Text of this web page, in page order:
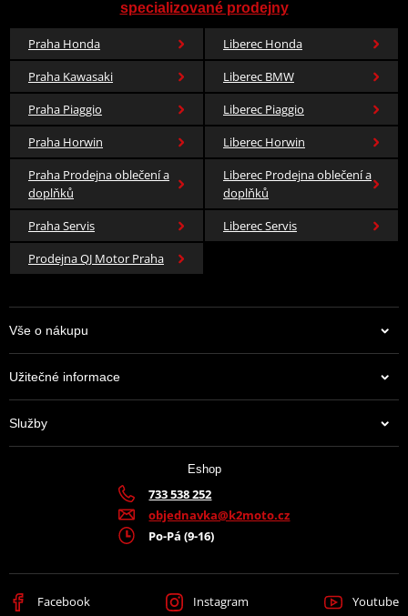
specializované prodejny
Praha Honda
Liberec Honda
Praha Kawasaki
Liberec BMW
Praha Piaggio
Liberec Piaggio
Praha Horwin
Liberec Horwin
Praha Prodejna oblečení a
doplňků
Liberec Prodejna oblečení a
doplňků
Praha Servis
Liberec Servis
Prodejna QJ Motor Praha
Vše o nákupu
Užitečné informace
Služby
Eshop
733 538 252
objednavka@k2moto.cz
Po-Pá (9-16)
Facebook Instagram Youtube